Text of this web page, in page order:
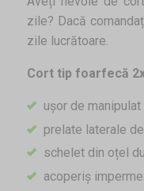
zile? Dacă
zile lucrătoare.
Cort tip foarfecă
ușor de manipulat
prelate laterale
schelet din oțel
acoperiș